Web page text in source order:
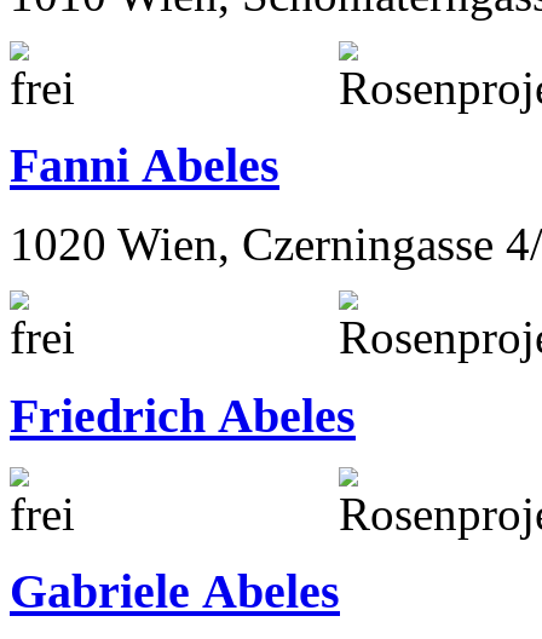
Fanni Abeles
1020 Wien, Czerningasse
Friedrich Abeles
Gabriele Abeles